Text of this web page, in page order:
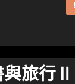
與旅行Ⅱ